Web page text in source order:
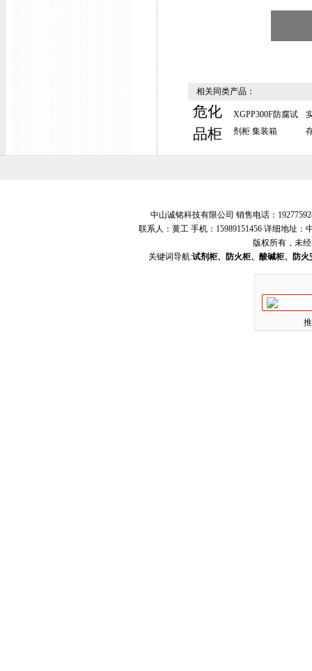
相关同类产品：
危化
品柜
XGPP300F防腐试
剂柜 集装箱
中山诚铭科技有限公司 销售电话：
联系人：黄工 手机：15989151456 详细地址
版权所有，未
关键词导航:试剂柜、防火柜、酸碱柜、防